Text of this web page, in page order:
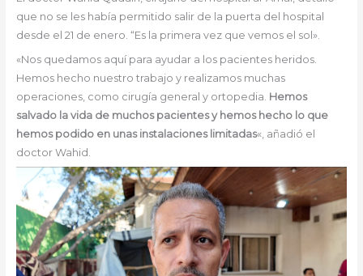
que no se les había permitido salir de la puerta del hospital
desde el 21 de enero. “Es la primera vez que vemos el sol».
«Nos quedamos aquí para ayudar a los pacientes heridos.
Hemos hecho nuestro trabajo y realizamos muchas
operaciones, como cirugía general y ortopedia. Hemos
salvado la vida de muchos pacientes y hemos hecho lo que
hemos podido en unas instalaciones limitadas«, añadió el
doctor Wahid.